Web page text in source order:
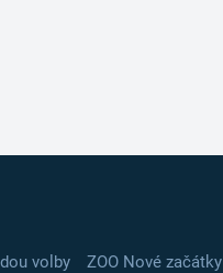
volby
ZOO Nové začátky